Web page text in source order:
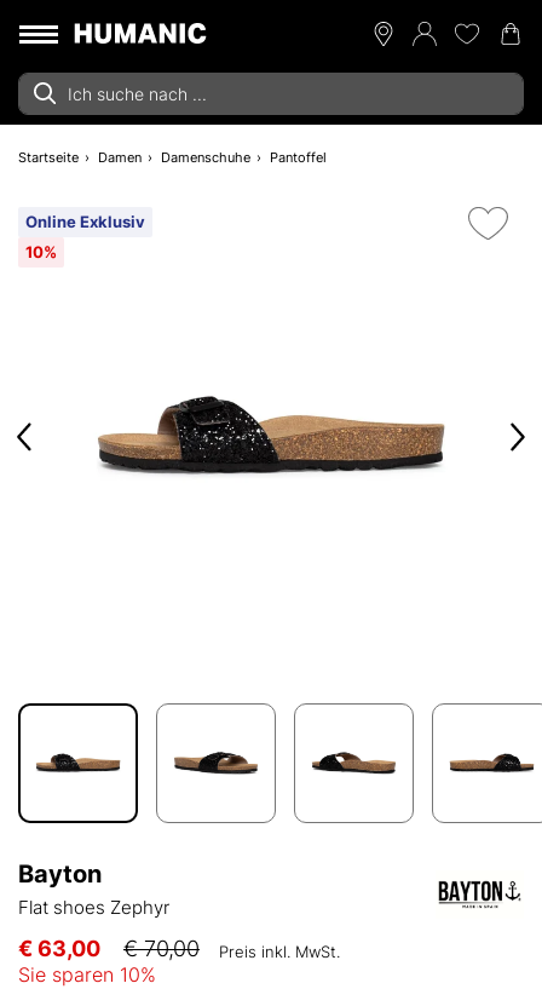
Startseite Damen Damenschuhe Pantoffel
Online Exklusiv
10%
Bayton
Flat shoes Zephyr
€ 63,00 € 70,00 Preis inkl. MwSt.
Sie sparen 10%